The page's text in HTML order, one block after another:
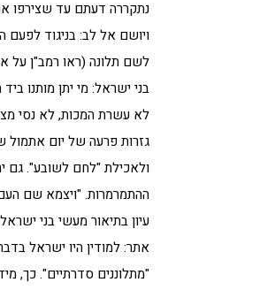
נתקררה דעתם עד שצירפו
ויושם אל לב: בניגוד לפעם
לשם תלונה (ראו רמב"ן על
בני ישראל: מי יתן מותנו
לא עשרת המכות, לא נסי
גזרות פרעה של יום אתמול
ולאכילת "לחם לשובע". גם
ההתמרמרות. "ויצמא שם
עיון בתיאור מעשי בני
אתר: למודין היו ישראל
"מתלוננים סדרתיים". כך,